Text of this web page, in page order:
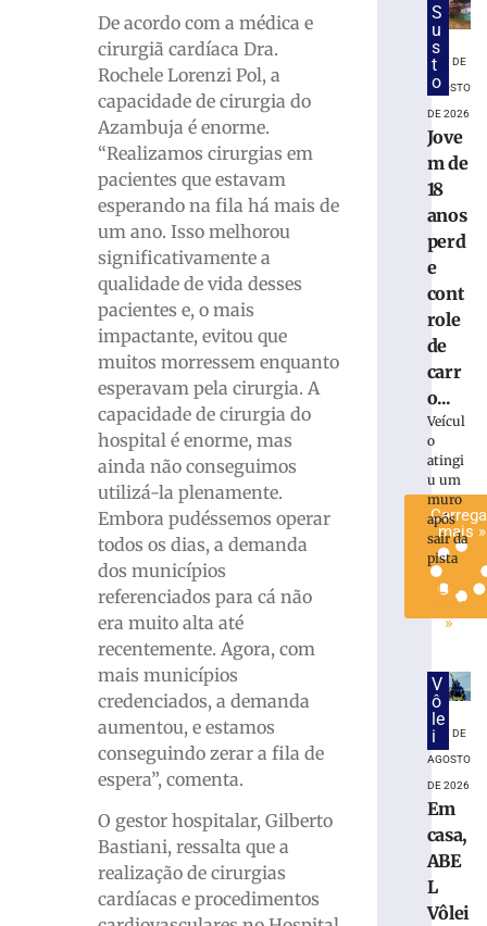
De acordo com a médica e
cirurgiã cardíaca Dra.
Rochele Lorenzi Pol, a
capacidade de cirurgia do
Azambuja é enorme.
“Realizamos cirurgias em
pacientes que estavam
esperando na fila há mais de
um ano. Isso melhorou
significativamente a
qualidade de vida desses
pacientes e, o mais
impactante, evitou que
muitos morressem enquanto
esperavam pela cirurgia. A
capacidade de cirurgia do
hospital é enorme, mas
ainda não conseguimos
utilizá-la plenamente.
Embora pudéssemos operar
todos os dias, a demanda
dos municípios
referenciados para cá não
era muito alta até
recentemente. Agora, com
mais municípios
credenciados, a demanda
aumentou, e estamos
conseguindo zerar a fila de
espera”, comenta.
O gestor hospitalar, Gilberto
Bastiani, ressalta que a
realização de cirurgias
cardíacas e procedimentos
litoral
jovem
que
perdeu
por
atraso
no
médico
agosto
2026
mais
mais »
S
u
s
t
o
7 DE
AGOSTO
DE 2026
Jove
m de
18
anos
perd
e
cont
role
de
carr
o...
Veícul
o
atingi
u um
muro
após
sair da
pista
Ler
mais
»
V
ô
le
i
7 DE
AGOSTO
DE 2026
Em
casa,
ABE
L
Vôlei